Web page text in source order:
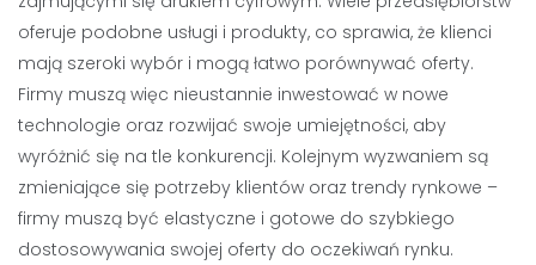
oferuje podobne usługi i produkty, co sprawia, że klienci
mają szeroki wybór i mogą łatwo porównywać oferty.
Firmy muszą więc nieustannie inwestować w nowe
technologie oraz rozwijać swoje umiejętności, aby
wyróżnić się na tle konkurencji. Kolejnym wyzwaniem są
zmieniające się potrzeby klientów oraz trendy rynkowe –
firmy muszą być elastyczne i gotowe do szybkiego
dostosowywania swojej oferty do oczekiwań rynku.